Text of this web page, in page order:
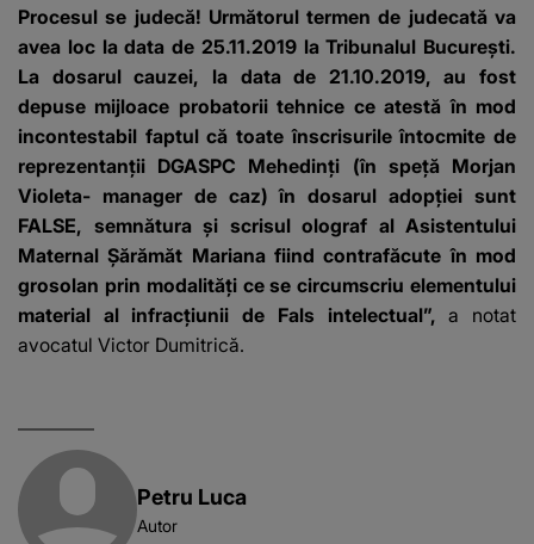
banii obținuți? SUMA
Procesul se judecă! Următorul termen de judecată va
avea loc la data de 25.11.2019 la Tribunalul București.
La dosarul cauzei, la data de 21.10.2019, au fost
depuse mijloace probatorii tehnice ce atestă în mod
incontestabil faptul că toate înscrisurile întocmite de
reprezentanții DGASPC Mehedinți (în speță Morjan
Violeta- manager de caz) în dosarul adopției sunt
FALSE, semnătura și scrisul olograf al Asistentului
Maternal Șărămăt Mariana fiind contrafăcute în mod
grosolan prin modalități ce se circumscriu elementului
material al infracțiunii de Fals intelectual”,a notat
avocatul Victor Dumitrică.
Petru Luca
Autor